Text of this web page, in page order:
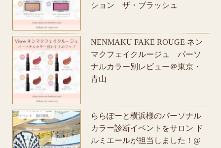
ション ザ・ブラッシュ
NENMAKU FAKE ROUGE ネン
マクフェイクルージュ パーソ
ナルカラー別レビュー＠東京・
青山
ららぽーと横浜様のパーソナル
カラー診断イベントをサロン ド
ルミエールが担当しました！@